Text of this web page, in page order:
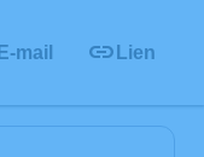
E-mail Lien